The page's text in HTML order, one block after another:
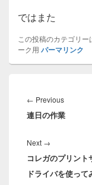
ではまた
この投稿のカテゴリー
ーク用 パーマリンク
稿
ナ
ゲ
シ
ョ
← PreviousPrevious
post:
連日の作業
Next →
post:
コレガのプリン
ドライバを使って